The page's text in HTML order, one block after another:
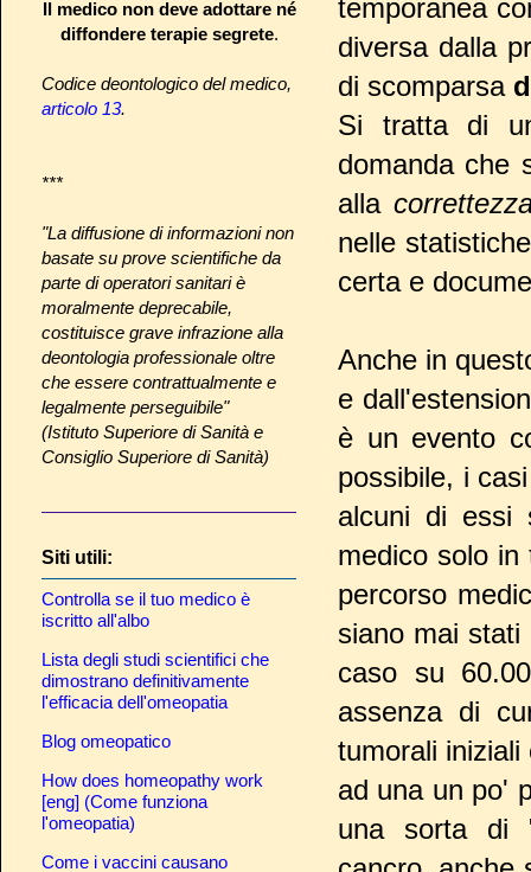
temporanea
diversa dalla
di scomparsa
Si tratta di
domanda che
alla
nelle
certa e
Anche in
e
è un evento
possibile, i
alcuni di essi
medico solo in
percorso
siano mai
caso su
assenza di
tumorali
ad una un po'
una sorta di
Il medico non deve adottare né
diffondere terapie segrete.
Codice deontologico del medico,
articolo 13.
***
"La diffusione di informazioni non
basate su prove scientifiche da
parte di operatori sanitari è
moralmente deprecabile,
costituisce grave infrazione alla
deontologia professionale oltre
che essere contrattualmente e
legalmente perseguibile"
(Istituto Superiore di Sanità e
Consiglio Superiore di Sanità)
Siti utili:
Controlla se il tuo medico è
iscritto all'albo
Lista degli studi scientifici che
dimostrano definitivamente
l'efficacia dell'omeopatia
Blog omeopatico
How does homeopathy work
[eng] (Come funziona
l'omeopatia)
Come i vaccini causano